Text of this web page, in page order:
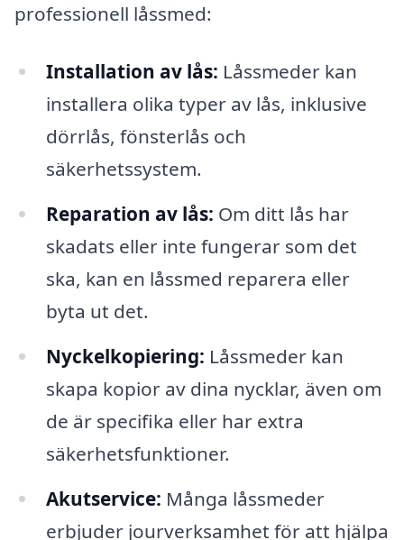
professionell låssmed:
Installation av lås: Låssmeder kan
installera olika typer av lås, inklusive
dörrlås, fönsterlås och
säkerhetssystem.
Reparation av lås: Om ditt lås har
skadats eller inte fungerar som det
ska, kan en låssmed reparera eller
byta ut det.
Nyckelkopiering: Låssmeder kan
skapa kopior av dina nycklar, även om
de är specifika eller har extra
säkerhetsfunktioner.
Akutservice: Många låssmeder
erbjuder jourverksamhet för att hjälpa